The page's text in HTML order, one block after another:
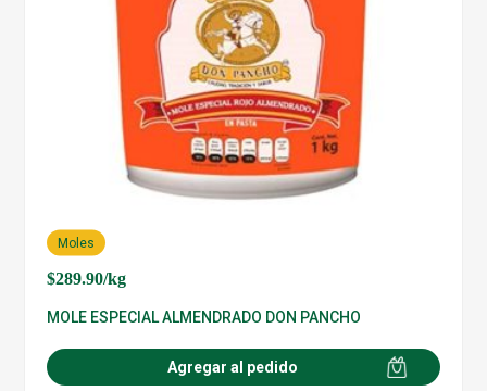
$289.90/kg
Moles
MOLE ESPECIAL ALMENDRADO DON PANCHO
Agregar al pedido